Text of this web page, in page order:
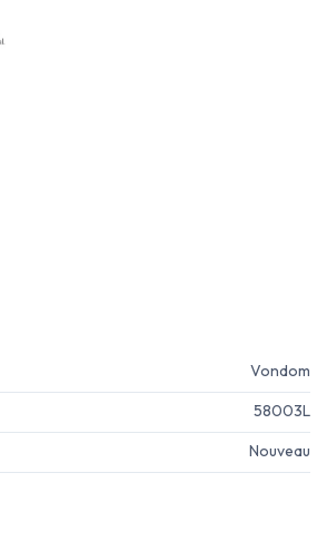
Vondom
58003L
Nouveau